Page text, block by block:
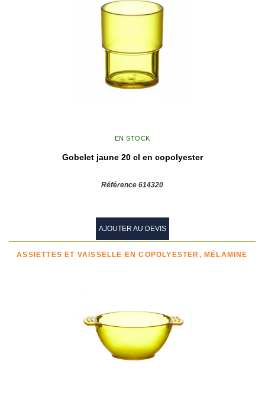
EN STOCK
Gobelet jaune 20 cl en copolyester
Référence 614320
AJOUTER AU DEVIS
ASSIETTES ET VAISSELLE EN COPOLYESTER, MÉLAMINE